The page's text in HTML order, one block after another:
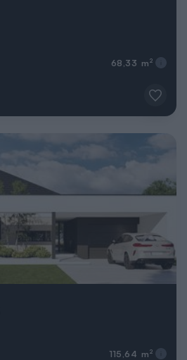
68,33 m 2
115,64 m 2